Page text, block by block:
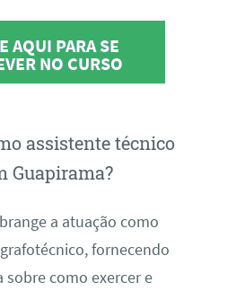
AQUI PARA SE
NO CURSO
assistente técnico
Guapirama?
a atuação como
fornecendo
sobre como exercer e